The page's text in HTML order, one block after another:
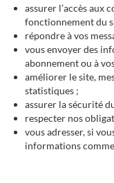
assurer l’accès aux
fonctionnement du
répondre à vos
vous envoyer des
abonnement ou à
améliorer le site,
statistiques ;
assurer la sécurité
respecter nos
vous adresser, si
informations